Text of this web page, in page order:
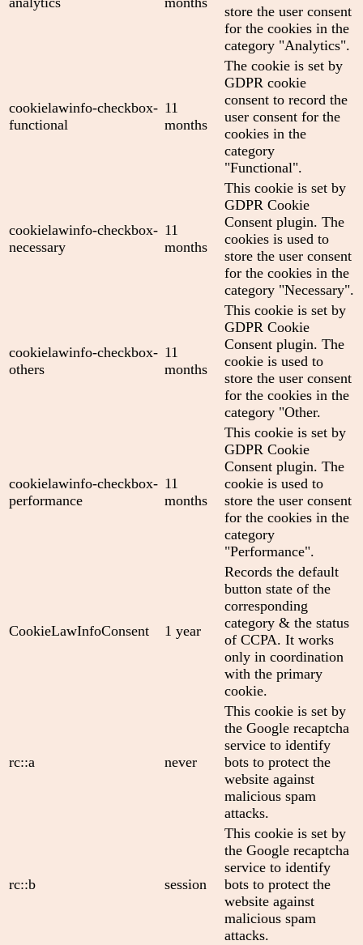
store the user consent
for the cookies in the
category "Analytics".
cookielawinfo-checkbox-
functional
11
months
The cookie is set by
GDPR cookie
consent to record the
user consent for the
cookies in the
category
"Functional".
cookielawinfo-checkbox-
necessary
11
months
This cookie is set by
GDPR Cookie
Consent plugin. The
cookies is used to
store the user consent
for the cookies in the
category "Necessary".
cookielawinfo-checkbox-
others
11
months
This cookie is set by
GDPR Cookie
Consent plugin. The
cookie is used to
store the user consent
for the cookies in the
category "Other.
cookielawinfo-checkbox-
performance
11
months
This cookie is set by
GDPR Cookie
Consent plugin. The
cookie is used to
store the user consent
for the cookies in the
category
"Performance".
CookieLawInfoConsent 1 year
Records the default
button state of the
corresponding
category & the status
of CCPA. It works
only in coordination
with the primary
cookie.
rc::a never
This cookie is set by
the Google recaptcha
service to identify
bots to protect the
website against
malicious spam
attacks.
rc::b session
This cookie is set by
the Google recaptcha
service to identify
bots to protect the
website against
malicious spam
attacks.